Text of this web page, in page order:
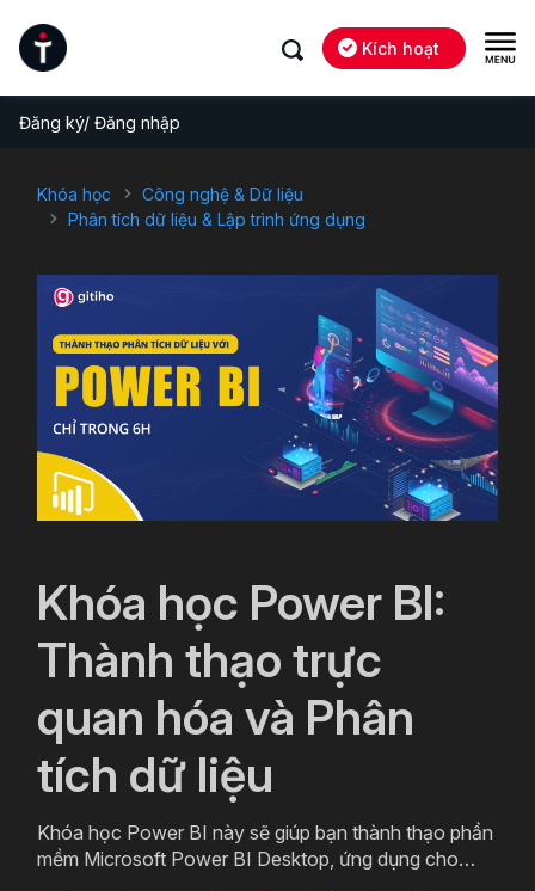
Kích hoạt
Đăng ký/ Đăng nhập
Khóa học
Công nghệ & Dữ liệu
Phân tích dữ liệu & Lập trình ứng dụng
Khóa học Power BI:
Thành thạo trực
quan hóa và Phân
tích dữ liệu
Khóa học Power BI này sẽ giúp bạn thành thạo phần
mềm Microsoft Power BI Desktop, ứng dụng cho